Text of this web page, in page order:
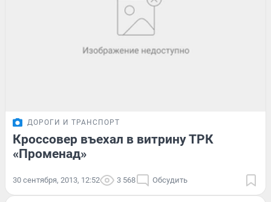
ДОРОГИ И ТРАНСПОРТ
Кроссовер въехал в витрину ТРК
«Променад»
30 сентября, 2013, 12:52 3 568 Обсудить